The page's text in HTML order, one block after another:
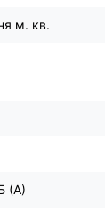
м. кв.
(А)